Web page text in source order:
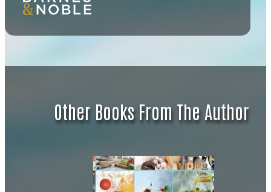
Other Books From The Author